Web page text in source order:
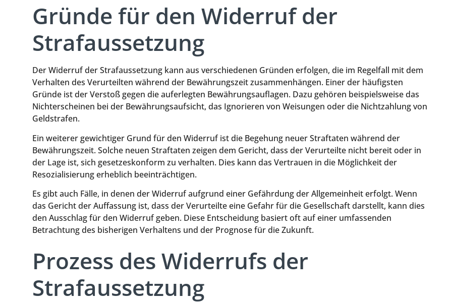
Gründe für den Widerruf der
Strafaussetzung
Der Widerruf der Strafaussetzung kann aus verschiedenen Gründen erfolgen, die im Regelfall mit dem
Verhalten des Verurteilten während der Bewährungszeit zusammenhängen. Einer der häufigsten
Gründe ist der Verstoß gegen die auferlegten Bewährungsauflagen. Dazu gehören beispielsweise das
Nichterscheinen bei der Bewährungsaufsicht, das Ignorieren von Weisungen oder die Nichtzahlung von
Geldstrafen.
Ein weiterer gewichtiger Grund für den Widerruf ist die Begehung neuer Straftaten während der
Bewährungszeit. Solche neuen Straftaten zeigen dem Gericht, dass der Verurteilte nicht bereit oder in
der Lage ist, sich gesetzeskonform zu verhalten. Dies kann das Vertrauen in die Möglichkeit der
Resozialisierung erheblich beeinträchtigen.
Es gibt auch Fälle, in denen der Widerruf aufgrund einer Gefährdung der Allgemeinheit erfolgt. Wenn
das Gericht der Auffassung ist, dass der Verurteilte eine Gefahr für die Gesellschaft darstellt, kann dies
den Ausschlag für den Widerruf geben. Diese Entscheidung basiert oft auf einer umfassenden
Betrachtung des bisherigen Verhaltens und der Prognose für die Zukunft.
Prozess des Widerrufs der
Strafaussetzung